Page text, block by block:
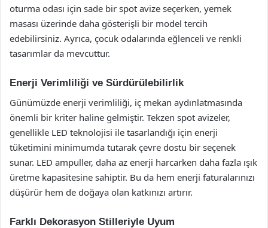
oturma odası için sade bir spot avize seçerken, yemek
masası üzerinde daha gösterişli bir model tercih
edebilirsiniz. Ayrıca, çocuk odalarında eğlenceli ve renkli
tasarımlar da mevcuttur.
Enerji Verimliliği ve Sürdürülebilirlik
Günümüzde enerji verimliliği, iç mekan aydınlatmasında
önemli bir kriter haline gelmiştir. Tekzen spot avizeler,
genellikle LED teknolojisi ile tasarlandığı için enerji
tüketimini minimumda tutarak çevre dostu bir seçenek
sunar. LED ampuller, daha az enerji harcarken daha fazla ışık
üretme kapasitesine sahiptir. Bu da hem enerji faturalarınızı
düşürür hem de doğaya olan katkınızı artırır.
Farklı Dekorasyon Stilleriyle Uyum